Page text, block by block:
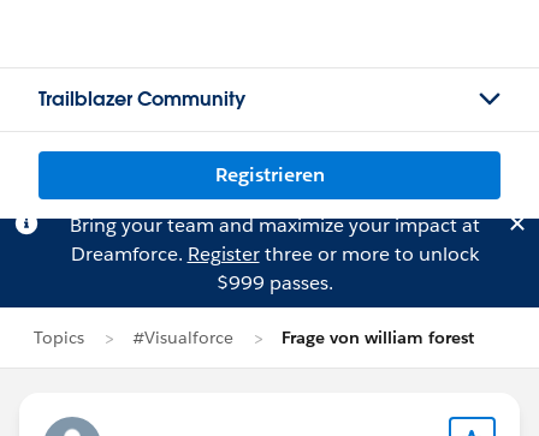
Trailblazer Community
Registrieren
Bring your team and maximize your impact at
Dreamforce. Registerthree or more to unlock
$999 passes.
Topics #Visualforce Frage von william forest